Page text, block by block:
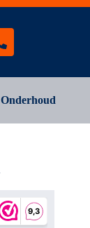
Onderhoud